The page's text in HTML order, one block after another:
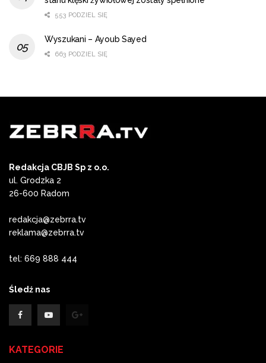
553 PODZIEL SIĘ
Wyszukani – Ayoub Sayed
663 PODZIEL SIĘ
Redakcja CBJB Sp z o.o.
ul. Grodzka 2
26-600 Radom
redakcja@zebrra.tv
reklama@zebrra.tv
tel: 669 888 444
Śledź nas
KATEGORIE